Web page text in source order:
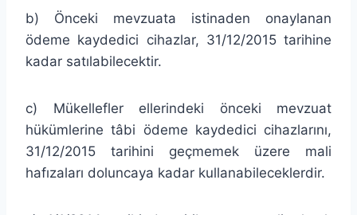
b) Önceki mevzuata istinaden onaylanan
ödeme kaydedici cihazlar, 31/12/2015 tarihine
kadar satılabilecektir.
c) Mükellefler ellerindeki önceki mevzuat
hükümlerine tâbi ödeme kaydedici cihazlarını,
31/12/2015 tarihini geçmemek üzere mali
hafızaları doluncaya kadar kullanabileceklerdir.